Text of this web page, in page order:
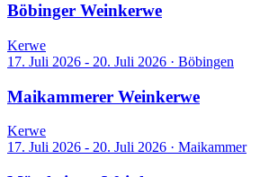
Böbinger Weinkerwe
Kerwe
17. Juli 2026 - 20. Juli 2026 · Böbingen
Maikammerer Weinkerwe
Kerwe
17. Juli 2026 - 20. Juli 2026 · Maikammer